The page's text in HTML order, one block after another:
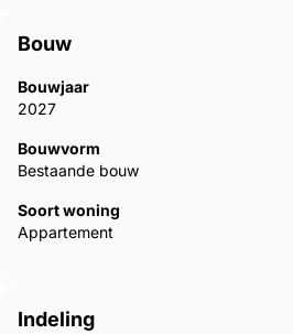
Bouw
Bouwjaar
2027
Bouwvorm
Bestaande bouw
Soort woning
Appartement
Indeling